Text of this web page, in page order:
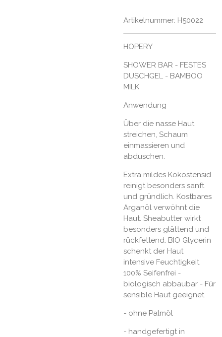
Artikelnummer: H50022
HOPERY
SHOWER BAR - FESTES
DUSCHGEL - BAMBOO
MILK
Anwendung
Über die nasse Haut
streichen, Schaum
einmassieren und
abduschen.
Extra mildes Kokostensid
reinigt besonders sanft
und gründlich. Kostbares
Arganöl verwöhnt die
Haut. Sheabutter wirkt
besonders glättend und
rückfettend. BIO Glycerin
schenkt der Haut
intensive Feuchtigkeit.
100% Seifenfrei -
biologisch abbaubar - Für
sensible Haut geeignet.
- ohne Palmöl
- handgefertigt in